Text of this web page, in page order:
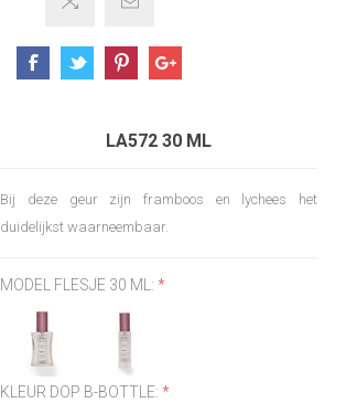
LA572 30 ML
Bij deze geur zijn framboos en lychees het
duidelijkst waarneembaar.
MODEL FLESJE 30 ML:*
KLEUR DOP B-BOTTLE:*